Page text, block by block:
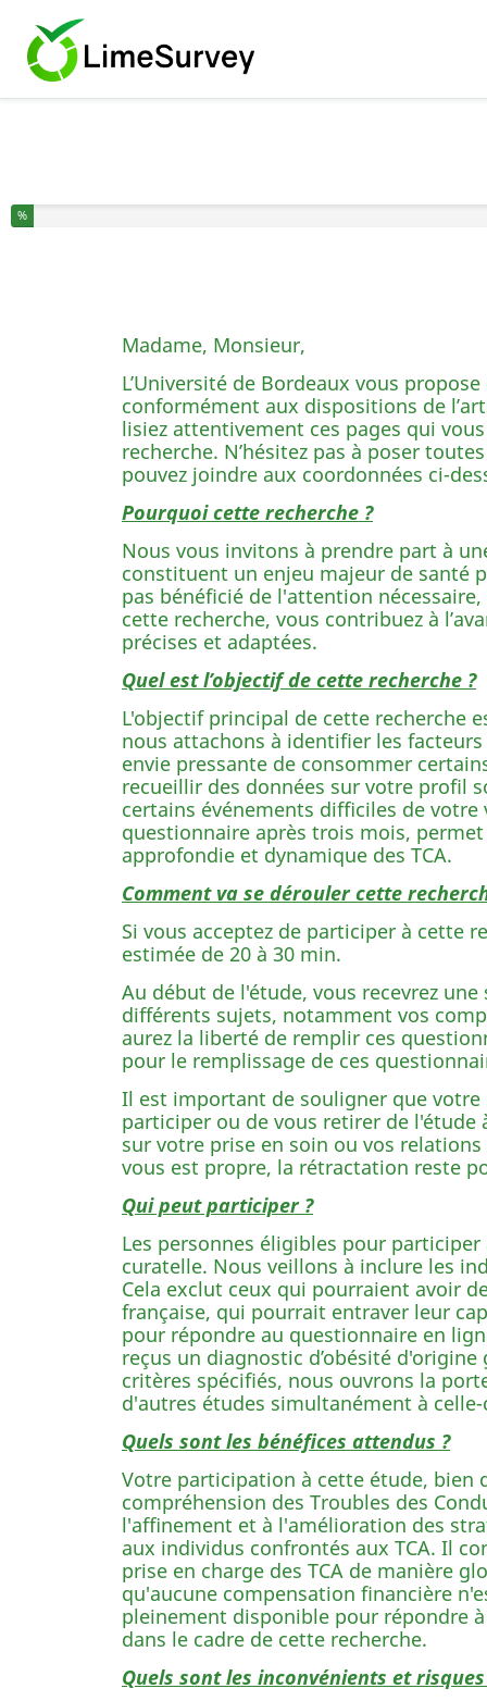
Vous avez complété % de ce questionnaire.
%
Madame, Monsieur,
L’Université de Bordeaux vous
conformément aux dispositions de
lisiez attentivement ces pages qui
recherche. N’hésitez pas à poser
pouvez joindre aux coordonnées ci-
Pourquoi cette recherche ?
Nous vous invitons à prendre part à
constituent un enjeu majeur de santé
pas bénéficié de l'attention
cette recherche, vous contribuez à
précises et adaptées.
Quel est l’objectif de cette recherche ?
L'objectif principal de cette recherche
nous attachons à identifier les
envie pressante de consommer
recueillir des données sur votre profil
certains événements difficiles de
questionnaire après trois mois,
approfondie et dynamique des TCA.
Comment va se dérouler cette
Si vous acceptez de participer à cette
estimée de 20 à 30 min.
Au début de l'étude, vous recevrez
différents sujets, notamment vos
aurez la liberté de remplir ces
pour le remplissage de ces
Il est important de souligner que
participer ou de vous retirer de
sur votre prise en soin ou vos
vous est propre, la rétractation reste
Qui peut participer ?
Les personnes éligibles pour
curatelle. Nous veillons à inclure les
Cela exclut ceux qui pourraient avoir
française, qui pourrait entraver leur
pour répondre au questionnaire en
reçus un diagnostic d’obésité
critères spécifiés, nous ouvrons la
d'autres études simultanément à
Quels sont les bénéfices attendus ?
Votre participation à cette étude, bien
compréhension des Troubles des
l'affinement et à l'amélioration des
aux individus confrontés aux TCA. Il
prise en charge des TCA de manière
qu'aucune compensation financière
pleinement disponible pour répondre
dans le cadre de cette recherche.
Quels sont les inconvénients et